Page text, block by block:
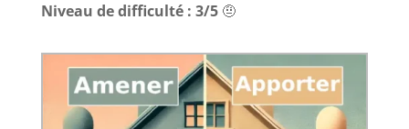
Niveau de difficulté : 3/5🤨